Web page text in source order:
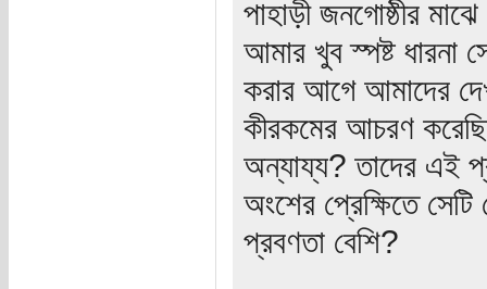
পাহাড়ী জনগোষ্ঠীর
আমার খুব স্পষ্ট ধারনা
করার আগে আমাদের
কীরকমের আচরণ
অন্যায্য? তাদের এই
অংশের প্রেক্ষিতে
প্রবণতা বেশি?